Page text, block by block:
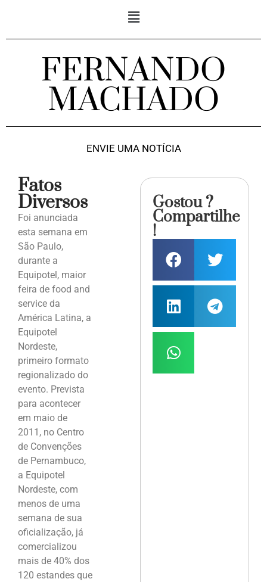
FERNANDO
MACHADO
ENVIE UMA NOTÍCIA
Fatos
Diversos
Foi anunciada
esta semana em
São Paulo,
durante a
Equipotel, maior
feira de food and
service da
América Latina, a
Equipotel
Nordeste,
primeiro formato
regionalizado do
evento. Prevista
para acontecer
em maio de
2011, no Centro
de Convenções
de Pernambuco,
a Equipotel
Nordeste, com
menos de uma
semana de sua
oficialização, já
comercializou
mais de 40% dos
120 estandes que
Gostou ?
Compartilhe
!